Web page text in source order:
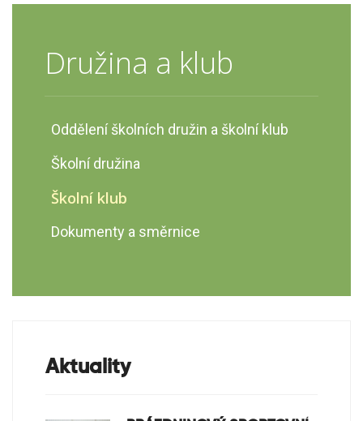
Družina a klub
Oddělení školních družin a školní klub
Školní družina
Školní klub
Dokumenty a směrnice
Aktuality